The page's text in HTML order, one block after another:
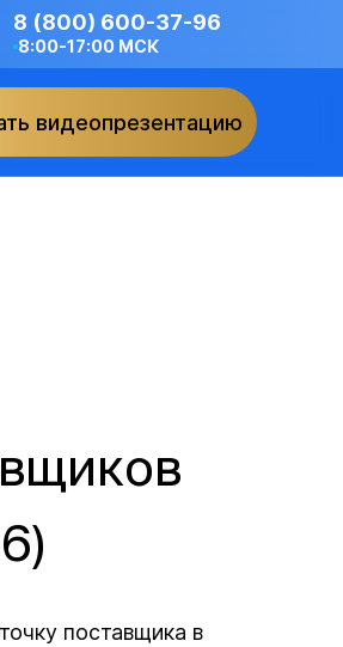
8 (800) 600-37-96
8:00-17:00 МСК
видеопрезентацию
поставщика в